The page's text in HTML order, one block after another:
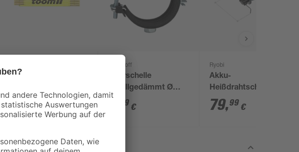
Zollstock Holz 2 m
4,99€
Kirchhoff
Rohrschelle
schallgedämmt Ø
10,8 - 11,4 cm
29 €
Ryobi
Akku-
Heißdrahtschneider
'USB-Lithium' 4 V
ohne Akku und
79,99 €